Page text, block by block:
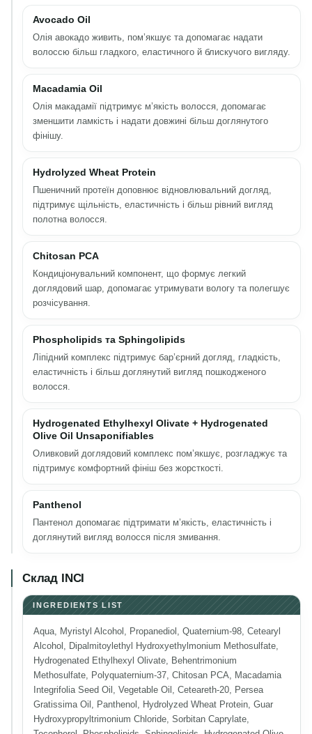
Avocado Oil
Олія авокадо живить, пом’якшує та допомагає надати
волоссю більш гладкого, еластичного й блискучого вигляду.
Macadamia Oil
Олія макадамії підтримує м’якість волосся, допомагає
зменшити ламкість і надати довжині більш доглянутого
фінішу.
Hydrolyzed Wheat Protein
Пшеничний протеїн доповнює відновлювальний догляд,
підтримує щільність, еластичність і більш рівний вигляд
полотна волосся.
Chitosan PCA
Кондиціонувальний компонент, що формує легкий
доглядовий шар, допомагає утримувати вологу та полегшує
розчісування.
Phospholipids та Sphingolipids
Ліпідний комплекс підтримує бар’єрний догляд, гладкість,
еластичність і більш доглянутий вигляд пошкодженого
волосся.
Hydrogenated Ethylhexyl Olivate + Hydrogenated
Olive Oil Unsaponifiables
Оливковий доглядовий комплекс пом’якшує, розгладжує та
підтримує комфортний фініш без жорсткості.
Panthenol
Пантенол допомагає підтримати м’якість, еластичність і
доглянутий вигляд волосся після змивання.
Склад INCI
INGREDIENTS LIST
Aqua, Myristyl Alcohol, Propanediol, Quaternium-98, Cetearyl
Alcohol, Dipalmitoylethyl Hydroxyethylmonium Methosulfate,
Hydrogenated Ethylhexyl Olivate, Behentrimonium
Methosulfate, Polyquaternium-37, Chitosan PCA, Macadamia
Integrifolia Seed Oil, Vegetable Oil, Ceteareth-20, Persea
Gratissima Oil, Panthenol, Hydrolyzed Wheat Protein, Guar
Hydroxypropyltrimonium Chloride, Sorbitan Caprylate,